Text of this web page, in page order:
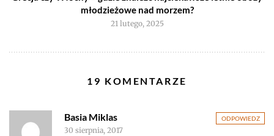
młodzieżowe nad morzem?
21 lutego, 2025
19 KOMENTARZE
ODPOWIEDZ
Basia Miklas
30 sierpnia, 2017